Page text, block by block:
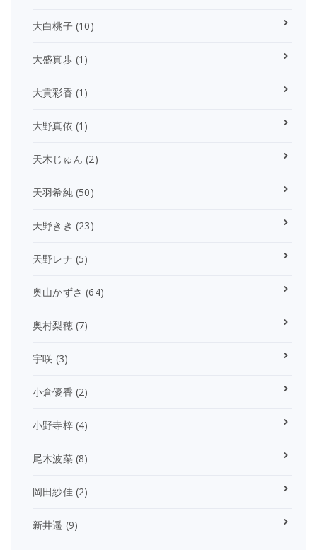
大白桃子(10)
大盛真歩(1)
大貫彩香 (1)
大野真依 (1)
天木じゅん (2)
天羽希純(50)
天野きき (23)
天野レナ (5)
奥山かずさ (64)
奥村梨穂(7)
宇咲 (3)
小倉優香 (2)
小野寺梓(4)
尾木波菜(8)
岡田紗佳(2)
新井遥 (9)